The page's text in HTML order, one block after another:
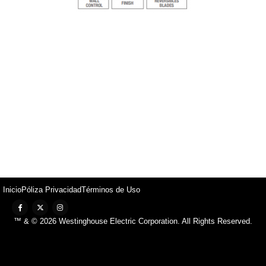
InicioPóliza PrivacidadTérminos de Uso
™ & © 2026 Westinghouse Electric Corporation. All Rights Reserved.